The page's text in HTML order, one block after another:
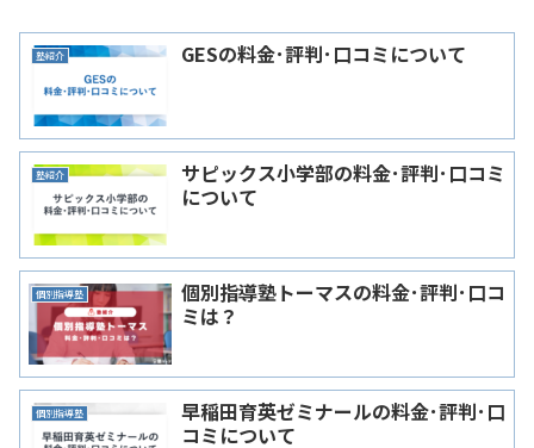
塾紹介 GESの料金･評判･口コミについて
塾紹介
サピックス小学部の料金･評判･口コミ
について
個別指導塾
個別指導塾トーマスの料金･評判･口コ
ミは？
個別指導塾
早稲田育英ゼミナールの料金･評判･口
コミについて